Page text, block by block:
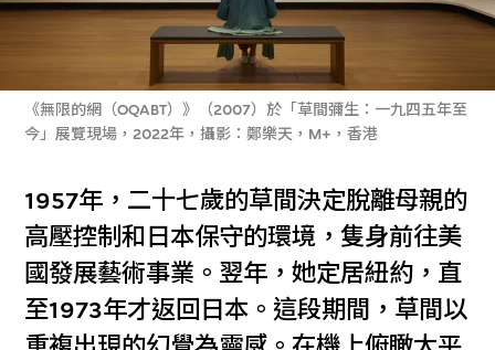
《無限的網（OQABT）》（2007）於「草間彌生：一九四五年至
今」展覽現場，2022年，攝影：鄭樂天，M+，香港
1957年，二十七歲的草間決定脫離母親的
高壓控制和日本保守的環境，隻身前往美
國發展藝術事業。翌年，她定居紐約，直
至1973年才返回日本。這段期間，草間以